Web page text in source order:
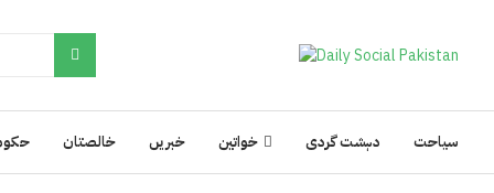
خالصتان خبریں خواتین دہشت گردی سیاحت